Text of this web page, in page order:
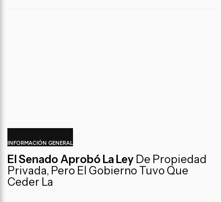
INFORMACIÓN GENERAL
El Senado Aprobó La Ley De Propiedad
Privada, Pero El Gobierno Tuvo Que
Ceder La